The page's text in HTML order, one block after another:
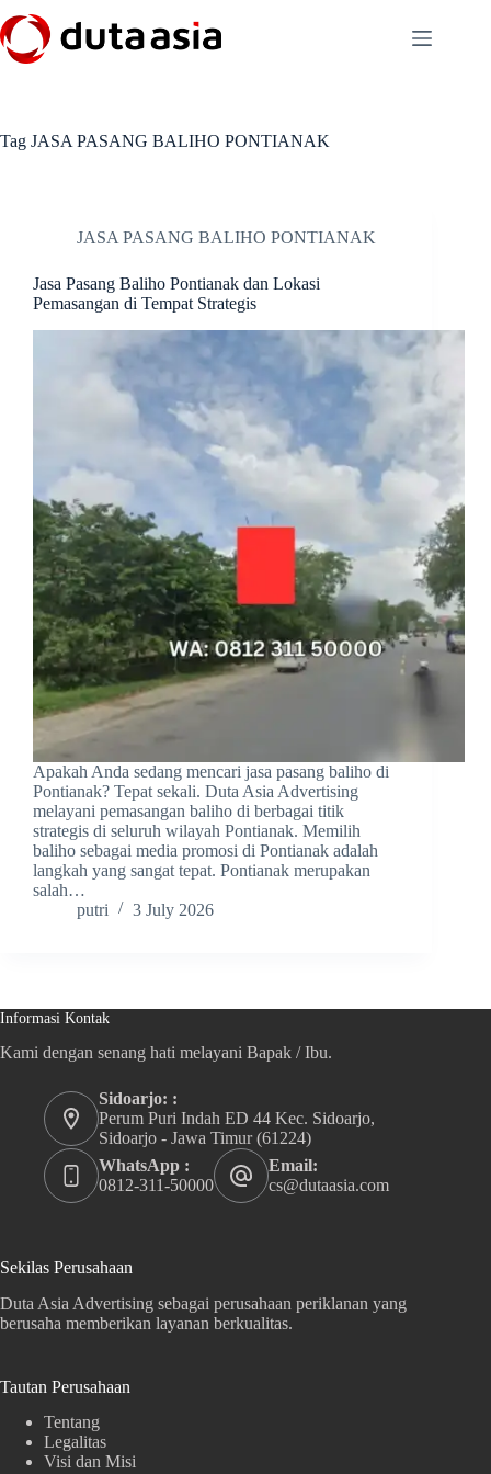
to
content
Tag JASA PASANG BALIHO PONTIANAK
JASA PASANG BALIHO PONTIANAK
Jasa Pasang Baliho Pontianak dan Lokasi
Pemasangan di Tempat Strategis
Apakah Anda sedang mencari jasa pasang baliho di
Pontianak? Tepat sekali. Duta Asia Advertising
melayani pemasangan baliho di berbagai titik
strategis di seluruh wilayah Pontianak. Memilih
baliho sebagai media promosi di Pontianak adalah
langkah yang sangat tepat. Pontianak merupakan
salah…
putri
3 July 2026
Informasi Kontak
Kami dengan senang hati melayani Bapak / Ibu.
Sidoarjo: :
Perum Puri Indah ED 44 Kec. Sidoarjo,
Sidoarjo - Jawa Timur (61224)
WhatsApp :
0812-311-50000
Email:
cs@dutaasia.com
Sekilas Perusahaan
Duta Asia Advertising sebagai perusahaan periklanan yang
berusaha memberikan layanan berkualitas.
Tautan Perusahaan
Tentang
Legalitas
Visi dan Misi